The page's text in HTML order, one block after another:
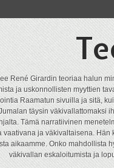
René Girardin teoriaa halun
ja uskonnollisten myyttien
Raamatun sivuilla ja sitä,
täysin väkivallattomaksi
Tämä narratiivinen
vaativana ja väkivaltaisena.
aikaamme. Onko mahdollista
väkivallan eskaloitumista ja